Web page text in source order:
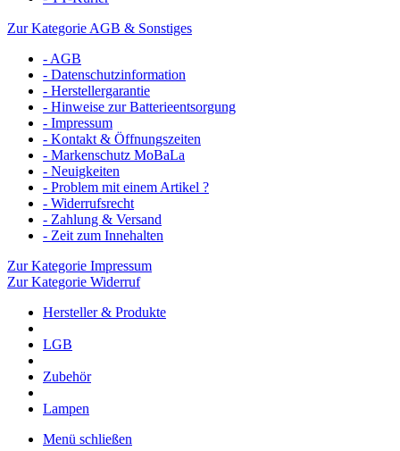
Zur Kategorie AGB & Sonstiges
- AGB
- Datenschutzinformation
- Herstellergarantie
- Hinweise zur Batterieentsorgung
- Impressum
- Kontakt & Öffnungszeiten
- Markenschutz MoBaLa
- Neuigkeiten
- Problem mit einem Artikel ?
- Widerrufsrecht
- Zahlung & Versand
- Zeit zum Innehalten
Zur Kategorie Impressum
Zur Kategorie Widerruf
Hersteller & Produkte
LGB
Zubehör
Lampen
Menü schließen